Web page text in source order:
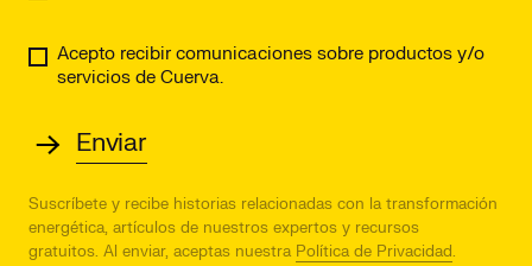
Acepto recibir comunicaciones sobre productos y/o
servicios de Cuerva.
Suscríbete y recibe historias relacionadas con la transformación
energética, artículos de nuestros expertos y recursos
gratuitos. Al enviar, aceptas nuestra Política de Privacidad.